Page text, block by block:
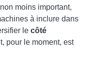
moins important,
à inclure dans
le côté
pour le moment, est